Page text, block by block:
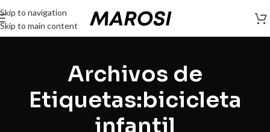
Skip to navigation
Skip to main content
Archivos de
Etiquetas:bicicleta
infantil